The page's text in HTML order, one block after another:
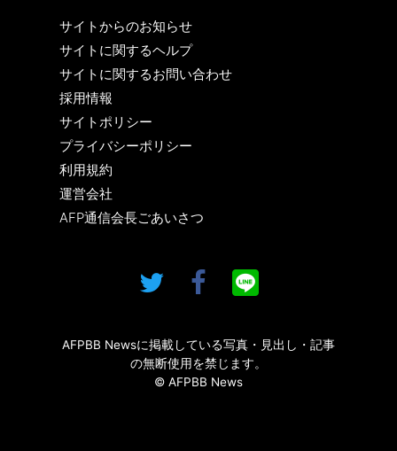
サイトからのお知らせ
サイトに関するヘルプ
サイトに関するお問い合わせ
採用情報
サイトポリシー
プライバシーポリシー
利用規約
運営会社
AFP通信会長ごあいさつ
AFPBB Newsに掲載している写真・見出し・記事
の無断使用を禁じます。
© AFPBB News